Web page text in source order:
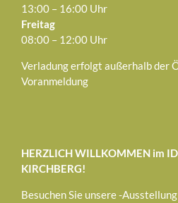
13:00 – 16:00 Uhr
Freitag
08:00 – 12:00 Uhr
Verladung erfolgt außerhalb der
Voranmeldung
HERZLICH WILLKOMMEN im
KIRCHBERG!
Besuchen Sie unsere -